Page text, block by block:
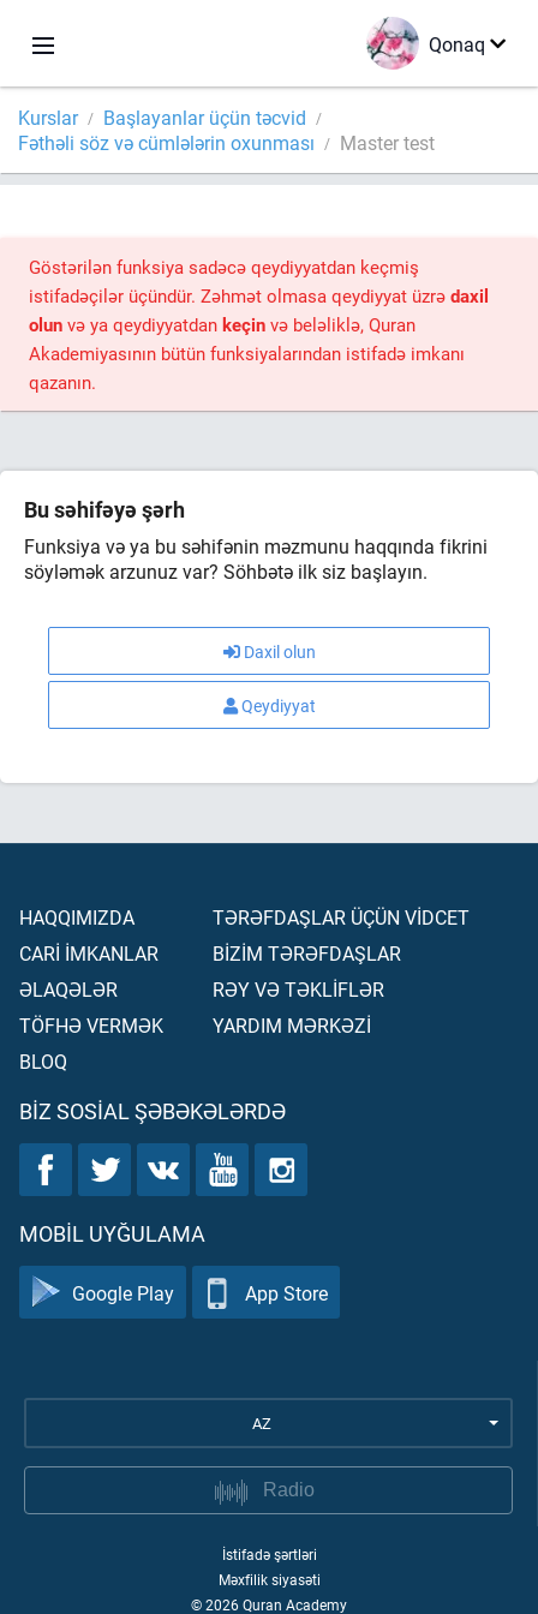
Qonaq
Kurslar
Başlayanlar üçün təcvid
Fəthəli söz və cümlələrin oxunması
Master test
Göstərilən funksiya sadəcə qeydiyyatdan keçmiş
istifadəçilər üçündür. Zəhmət olmasa qeydiyyat üzrə daxil
olun və ya qeydiyyatdan keçin və beləliklə, Quran
Akademiyasının bütün funksiyalarından istifadə imkanı
qazanın.
Bu səhifəyə şərh
Funksiya və ya bu səhifənin məzmunu haqqında fikrini
söyləmək arzunuz var? Söhbətə ilk siz başlayın.
Daxil olun
Qeydiyyat
HAQQIMIZDA
CARİ İMKANLAR
ƏLAQƏLƏR
TÖFHƏ VERMƏK
BLOQ
TƏRƏFDAŞLAR ÜÇÜN VİDCET
BİZİM TƏRƏFDAŞLAR
RƏY VƏ TƏKLİFLƏR
YARDIM MƏRKƏZİ
BIZ SOSIAL ŞƏBƏKƏLƏRDƏ
MOBIL UYĞULAMA
Google Play App Store
AZ
Radio
İstifadə şərtləri
Məxfilik siyasəti
©2026Quran Academy